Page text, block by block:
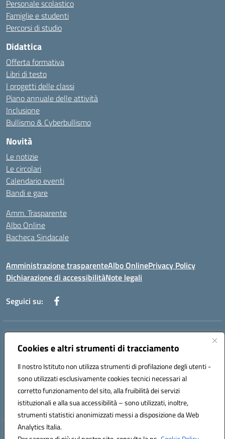
Cookies e altri strumenti di tracciamento
Il nostro Istituto non utilizza strumenti di profilazione degli utenti -
sono utilizzati esclusivamente cookies tecnici necessari al
corretto funzionamento del sito, alla fruibilità dei servizi
istituzionali e alla sua accessibilità – sono utilizzati, inoltre,
strumenti statistici anonimizzati messi a disposizione da Web
Analytics Italia.
Personale scolastico
Famiglie e studenti
Percorsi di studio
Didattica
Offerta formativa
Libri di testo
I progetti delle classi
Piano annuale delle attività
Inclusione
Bullismo & Cyberbullismo
Novità
Le notizie
Le circolari
Calendario eventi
Bandi e gare
Amm. Trasparente
Albo Online
Bacheca Sindacale
Amministrazione trasparenteAlbo OnlinePrivacy Policy
Dichiarazione di accessibilitàNote legali
Seguici su:
Indirizzo:
Centralino:0881234514 - 0881752614 - 0881719420
Posta elettronica certificata (PEC):fgps010008@pec.istruzione.it
Codice fiscale: 80003140714
Codice meccanografico: FGPS010008
Hosting & Powered by 3D Solution S.r.l.